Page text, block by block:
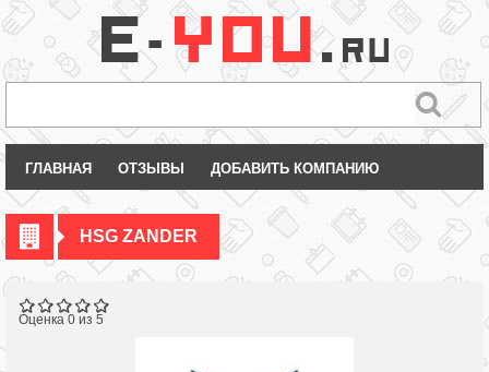
ГЛАВНАЯ ОТЗЫВЫ ДОБАВИТЬ КОМПАНИЮ
HSG ZANDER
Оценка 0 из 5